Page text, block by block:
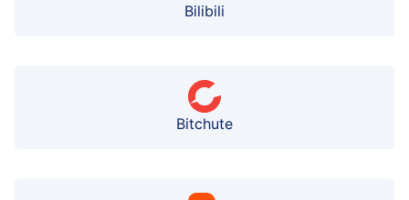
Bilibili
Bitchute